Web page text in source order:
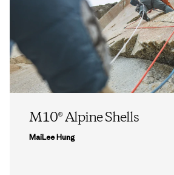
M10® Alpine Shells
MaiLee Hung